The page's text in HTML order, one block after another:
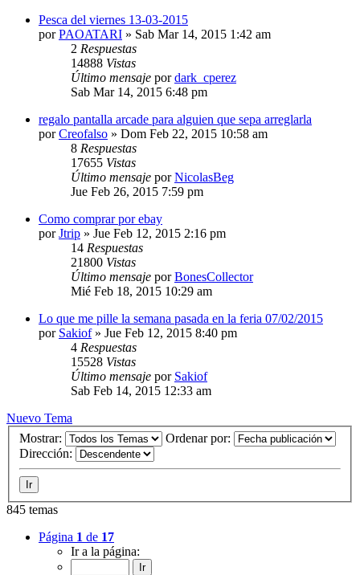
Pesca del viernes 13-03-2015
porPAOATARI » Sab Mar 14, 2015 1:42 am
2 Respuestas
14888 Vistas
Último mensaje pordark_cperez
Sab Mar 14, 2015 6:48 pm
regalo pantalla arcade para alguien que sepa arreglarla
porCreofalso » Dom Feb 22, 2015 10:58 am
8 Respuestas
17655 Vistas
Último mensaje porNicolasBeg
Jue Feb 26, 2015 7:59 pm
Como comprar por ebay
porJtrip » Jue Feb 12, 2015 2:16 pm
14 Respuestas
21800 Vistas
Último mensaje porBonesCollector
Mié Feb 18, 2015 10:29 am
Lo que me pille la semana pasada en la feria 07/02/2015
por Sakiof» Jue Feb 12, 2015 8:40 pm
4 Respuestas
15528 Vistas
Último mensaje por Sakiof
Sab Feb 14, 2015 12:33 am
Nuevo Tema
Mostrar:
Ordenar por:
Dirección:
845 temas
Página 1 de 17
Ir a la página: